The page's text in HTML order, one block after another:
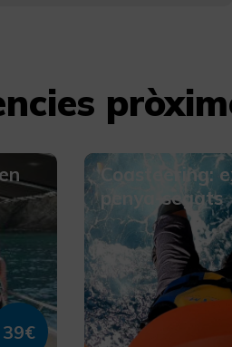
39€
Coasteering:
penya-segats